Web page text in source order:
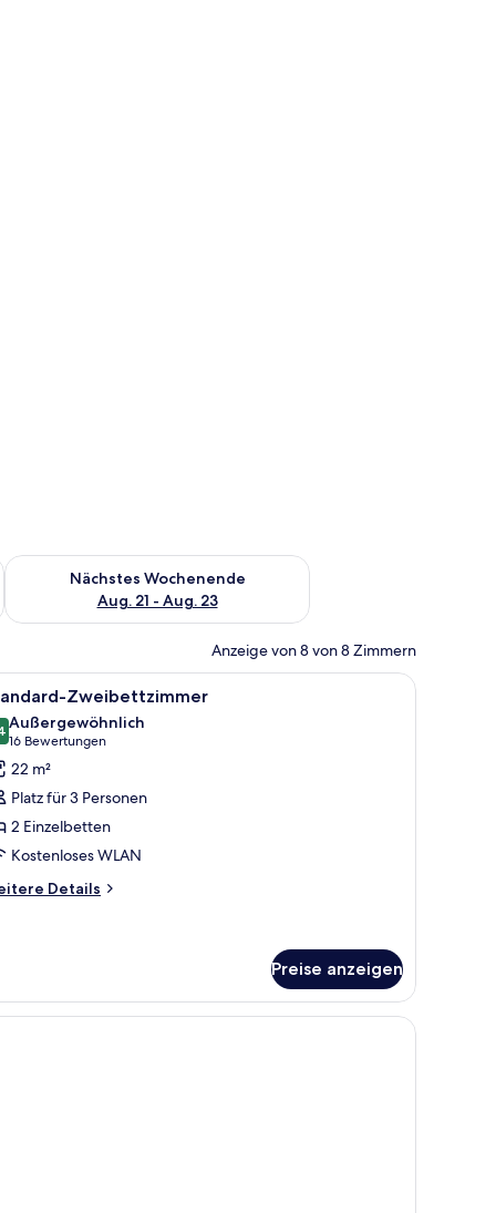
Aug. 14 - Aug. 16.
Nächstes Wochenende
Aug. 21 - Aug. 23
Überprüfe die Verfügbarkeit für nächstes Wochenende, Aug.
Anzeige von 8 von 8 Zimmern
großen Fenster mit Vorhängen.
einem bequemen Sessel, einem kleinen Nachttisch mit Lampe
Ein Hotelzimmer mit einem Bett, einem
6 Zweibettzimmer
von 10
Außergewöhnlich
16 Bewertungen
(16
Bewertungen)
22 m²
Platz für 3 Personen
2 Einzelbetten
Kostenloses WLAN
Details
Preise anzeigen
großen Fenster mit Vorhängen.
Arbeitsplatz